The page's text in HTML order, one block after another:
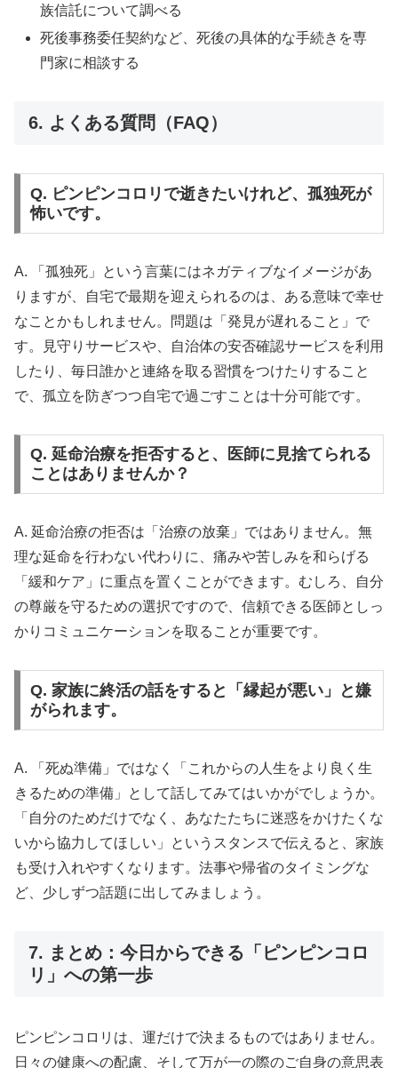
族信託について調べる
死後事務委任契約など、死後の具体的な手続きを専
門家に相談する
6. よくある質問（FAQ）
Q. ピンピンコロリで逝きたいけれど、孤独死が
怖いです。
A. 「孤独死」という言葉にはネガティブなイメージがあ
りますが、自宅で最期を迎えられるのは、ある意味で幸せ
なことかもしれません。問題は「発見が遅れること」で
す。見守りサービスや、自治体の安否確認サービスを利用
したり、毎日誰かと連絡を取る習慣をつけたりすること
で、孤立を防ぎつつ自宅で過ごすことは十分可能です。
Q. 延命治療を拒否すると、医師に見捨てられる
ことはありませんか？
A. 延命治療の拒否は「治療の放棄」ではありません。無
理な延命を行わない代わりに、痛みや苦しみを和らげる
「緩和ケア」に重点を置くことができます。むしろ、自分
の尊厳を守るための選択ですので、信頼できる医師としっ
かりコミュニケーションを取ることが重要です。
Q. 家族に終活の話をすると「縁起が悪い」と嫌
がられます。
A. 「死ぬ準備」ではなく「これからの人生をより良く生
きるための準備」として話してみてはいかがでしょうか。
「自分のためだけでなく、あなたたちに迷惑をかけたくな
いから協力してほしい」というスタンスで伝えると、家族
も受け入れやすくなります。法事や帰省のタイミングな
ど、少しずつ話題に出してみましょう。
7. まとめ：今日からできる「ピンピンコロ
リ」への第一歩
ピンピンコロリは、運だけで決まるものではありません。
日々の健康への配慮、そして万が一の際のご自身の意思表